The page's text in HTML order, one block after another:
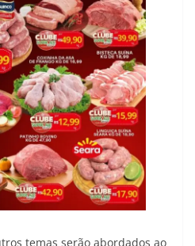
temas serão abordados ao